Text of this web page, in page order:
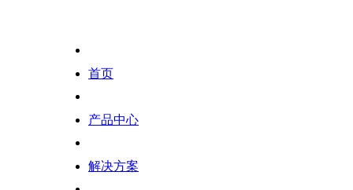
首页
产品中心
解决方案